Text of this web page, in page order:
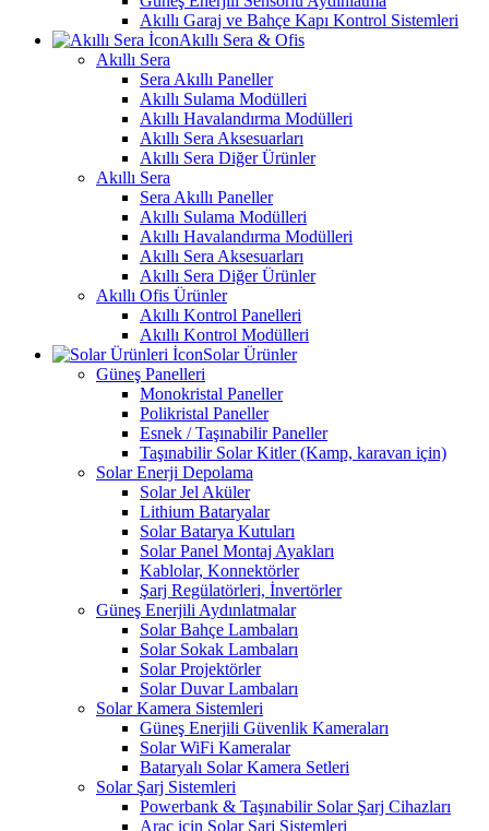
Akıllı Garaj ve Bahçe Kapı Kontrol Sistemleri
Akıllı Sera & Ofis
Akıllı Sera
Sera Akıllı Paneller
Akıllı Sulama Modülleri
Akıllı Havalandırma Modülleri
Akıllı Sera Aksesuarları
Akıllı Sera Diğer Ürünler
Akıllı Sera
Sera Akıllı Paneller
Akıllı Sulama Modülleri
Akıllı Havalandırma Modülleri
Akıllı Sera Aksesuarları
Akıllı Sera Diğer Ürünler
Akıllı Ofis Ürünler
Akıllı Kontrol Panelleri
Akıllı Kontrol Modülleri
Solar Ürünler
Güneş Panelleri
Monokristal Paneller
Polikristal Paneller
Esnek / Taşınabilir Paneller
Taşınabilir Solar Kitler (Kamp, karavan için)
Solar Enerji Depolama
Solar Jel Aküler
Lithium Bataryalar
Solar Batarya Kutuları
Solar Panel Montaj Ayakları
Kablolar, Konnektörler
Şarj Regülatörleri, İnvertörler
Güneş Enerjili Aydınlatmalar
Solar Bahçe Lambaları
Solar Sokak Lambaları
Solar Projektörler
Solar Duvar Lambaları
Solar Kamera Sistemleri
Güneş Enerjili Güvenlik Kameraları
Solar WiFi Kameralar
Bataryalı Solar Kamera Setleri
Solar Şarj Sistemleri
Powerbank & Taşınabilir Solar Şarj Cihazları
Araç için Solar Şarj Sistemleri